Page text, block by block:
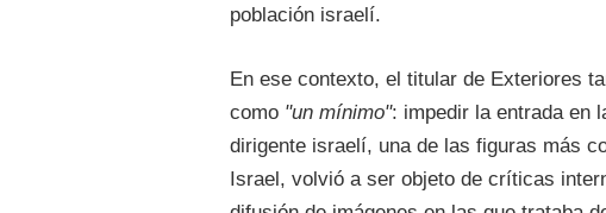
población israelí.
En ese contexto, el titular de Exteriores
como "un mínimo": impedir la entrada en
dirigente israelí, una de las figuras más
Israel, volvió a ser objeto de críticas